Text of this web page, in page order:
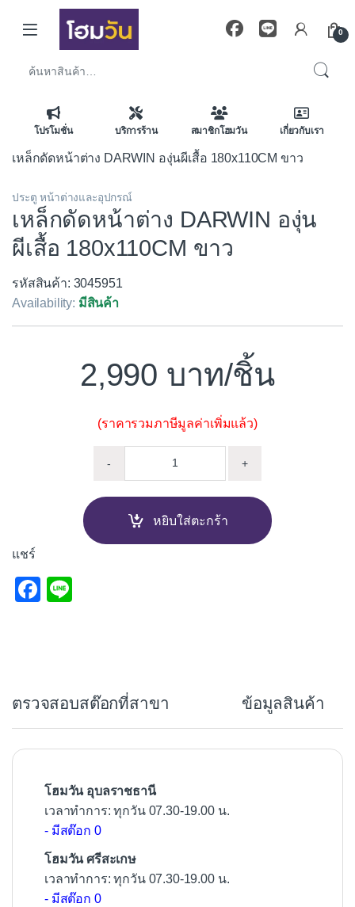
Skip to navigation
Skip to content
0
โปรโมชั่น บริการร้าน สมาชิกโฮมวัน เกี่ยวกับเรา
เหล็กดัดหน้าต่าง DARWIN องุ่นผีเสื้อ 180x110CM ขาว
ประตู หน้าต่างและอุปกรณ์
เหล็กดัดหน้าต่าง DARWIN องุ่น
ผีเสื้อ 180x110CM ขาว
รหัสสินค้า: 3045951
Availability: มีสินค้า
2,990 /ชิ้น
(ราคารวมภาษีมูลค่าเพิ่มแล้ว)
- +
หยิบใส่ตะกร้า
แชร์
F
o
o
ตรวจสอบสต๊อกที่สาขา ข้อมูลสินค้า
โฮมวัน อุบลราชธานี
เวลาทำการ: ทุกวัน 07.30-19.00 น.
- มีสต๊อก 0
โฮมวัน ศรีสะเกษ
เวลาทำการ: ทุกวัน 07.30-19.00 น.
- มีสต๊อก 0